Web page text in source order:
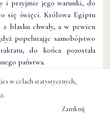
i przyjmie jego warunki, do
się święci. Królowa Egiptu
z blasku chwały, a w pewien
popełniając samobójstwo
do końca pozostała
państwa.
owiana tajemnicą.
dzieła miał dokonać jad
w koszu na figi – co
w celach statystycznych,
.
Zamknij